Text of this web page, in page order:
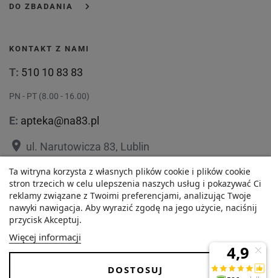
DO ZBADANIA
KONTAKT Z NAMI
T: 510 10 83 83
PN - PT (8.00 - 16.00)
E: apteka@na83.pl
place ul. Narutowicza 83, Lublin
placeul. 1 Maja 36, Lublin
Ta witryna korzysta z własnych plików cookie i plików cookie
stron trzecich w celu ulepszenia naszych usług i pokazywać Ci
reklamy związane z Twoimi preferencjami, analizując Twoje
nawyki nawigacja. Aby wyrazić zgodę na jego użycie, naciśnij
przycisk Akceptuj.
Więcej informacji
DOSTOSUJ
O nas Zezwolenie
FAQ